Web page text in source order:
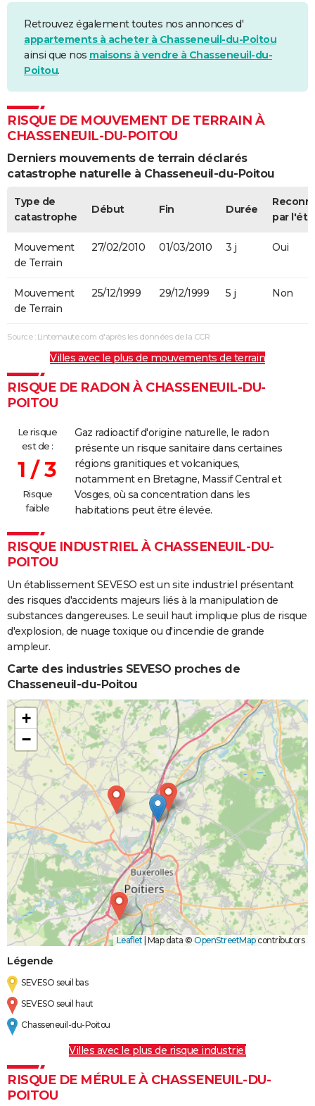
Retrouvez également toutes nos annonces d'
appartements à acheter à Chasseneuil-du-Poitou
ainsi que nos maisons à vendre à Chasseneuil-du-
Poitou.
RISQUE DE MOUVEMENT DE TERRAIN À
CHASSENEUIL-DU-POITOU
Derniers mouvements de terrain déclarés
catastrophe naturelle à Chasseneuil-du-Poitou
Type de
catastrophe
Début Fin Durée
par
Mouvement
de Terrain
27/02/2010 01/03/2010 3 j Oui
Mouvement
de Terrain
25/12/1999 29/12/1999 5 j Non
Source : Linternaute.com d'après les données de la CCR
Villes avec le plus de mouvements de terrain
RISQUE DE RADON À CHASSENEUIL-DU-
POITOU
Le risque
est de :
1 / 3
Risque
faible
Gaz radioactif d'origine naturelle, le radon
présente un risque sanitaire dans certaines
régions granitiques et volcaniques,
notamment en Bretagne, Massif Central et
Vosges, où sa concentration dans les
habitations peut être élevée.
RISQUE INDUSTRIEL À CHASSENEUIL-DU-
POITOU
Un établissement SEVESO est un site industriel présentant
des risques d'accidents majeurs liés à la manipulation de
substances dangereuses. Le seuil haut implique plus de risque
d'explosion, de nuage toxique ou d'incendie de grande
ampleur.
Carte des industries SEVESO proches de
Chasseneuil-du-Poitou
+
−
Leaflet Map data © OpenStreetMapcontributors
Légende
SEVESO seuil bas
SEVESO seuil haut
Chasseneuil-du-Poitou
Villes avec le plus de risque industriel
RISQUE DE MÉRULE À CHASSENEUIL-DU-
POITOU